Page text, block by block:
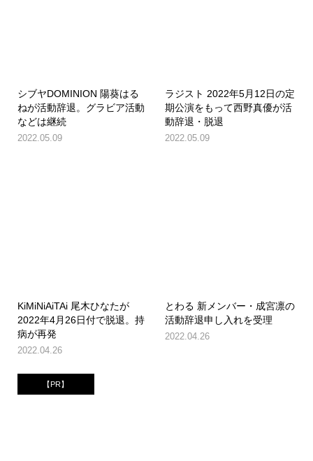
シブヤDOMINION 陽葵はる
ねが活動辞退。グラビア活動
などは継続
2022.05.09
ラジスト 2022年5月12日の定
期公演をもって西野真優が活
動辞退・脱退
2022.05.09
KiMiNiAiTAi 尾木ひなたが
2022年4月26日付で脱退。持
病が再発
2022.04.26
とわる 新メンバー・成宮凛の
活動辞退申し入れを受理
2022.04.26
【PR】